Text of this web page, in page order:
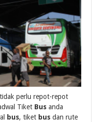
perlu repot-repot
Tiket Bus anda
bus, tiket bus dan rute